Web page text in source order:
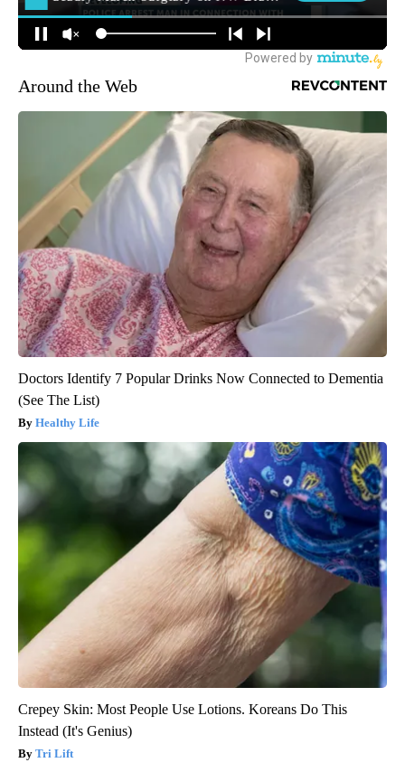
Around the Web
Doctors Identify 7 Popular Drinks Now Connected to Dementia
(See The List)
Healthy Life
Crepey Skin: Most People Use Lotions. Koreans Do This
Instead (It's Genius)
Tri Lift